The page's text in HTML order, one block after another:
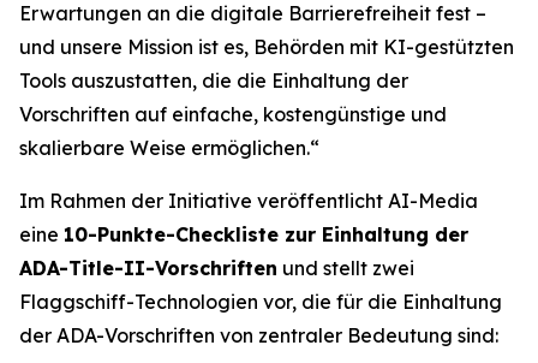
Erwartungen an die digitale Barrierefreiheit fest –
und unsere Mission ist es, Behörden mit KI-gestützten
Tools auszustatten, die die Einhaltung der
Vorschriften auf einfache, kostengünstige und
skalierbare Weise ermöglichen.“
Im Rahmen der Initiative veröffentlicht AI-Media
eine 10-Punkte-Checkliste zur Einhaltung der
ADA-Title-II-Vorschriften und stellt zwei
Flaggschiff-Technologien vor, die für die Einhaltung
der ADA-Vorschriften von zentraler Bedeutung sind: